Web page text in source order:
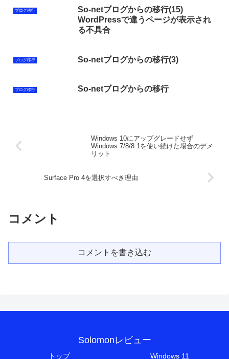
ブログ移行
So-netブログからの移行(15)
WordPressで違うページが表示され
る不具合
ブログ移行 So-netブログからの移行(3)
ブログ移行 So-netブログからの移行
Windows 10にアップグレードせず
Windows 7/8/8.1を使い続けた場合のデメ
リット
Surface Pro 4を選択すべき理由
コメント
コメントを書き込む
Solomonレビュー
トップ
Windows 11